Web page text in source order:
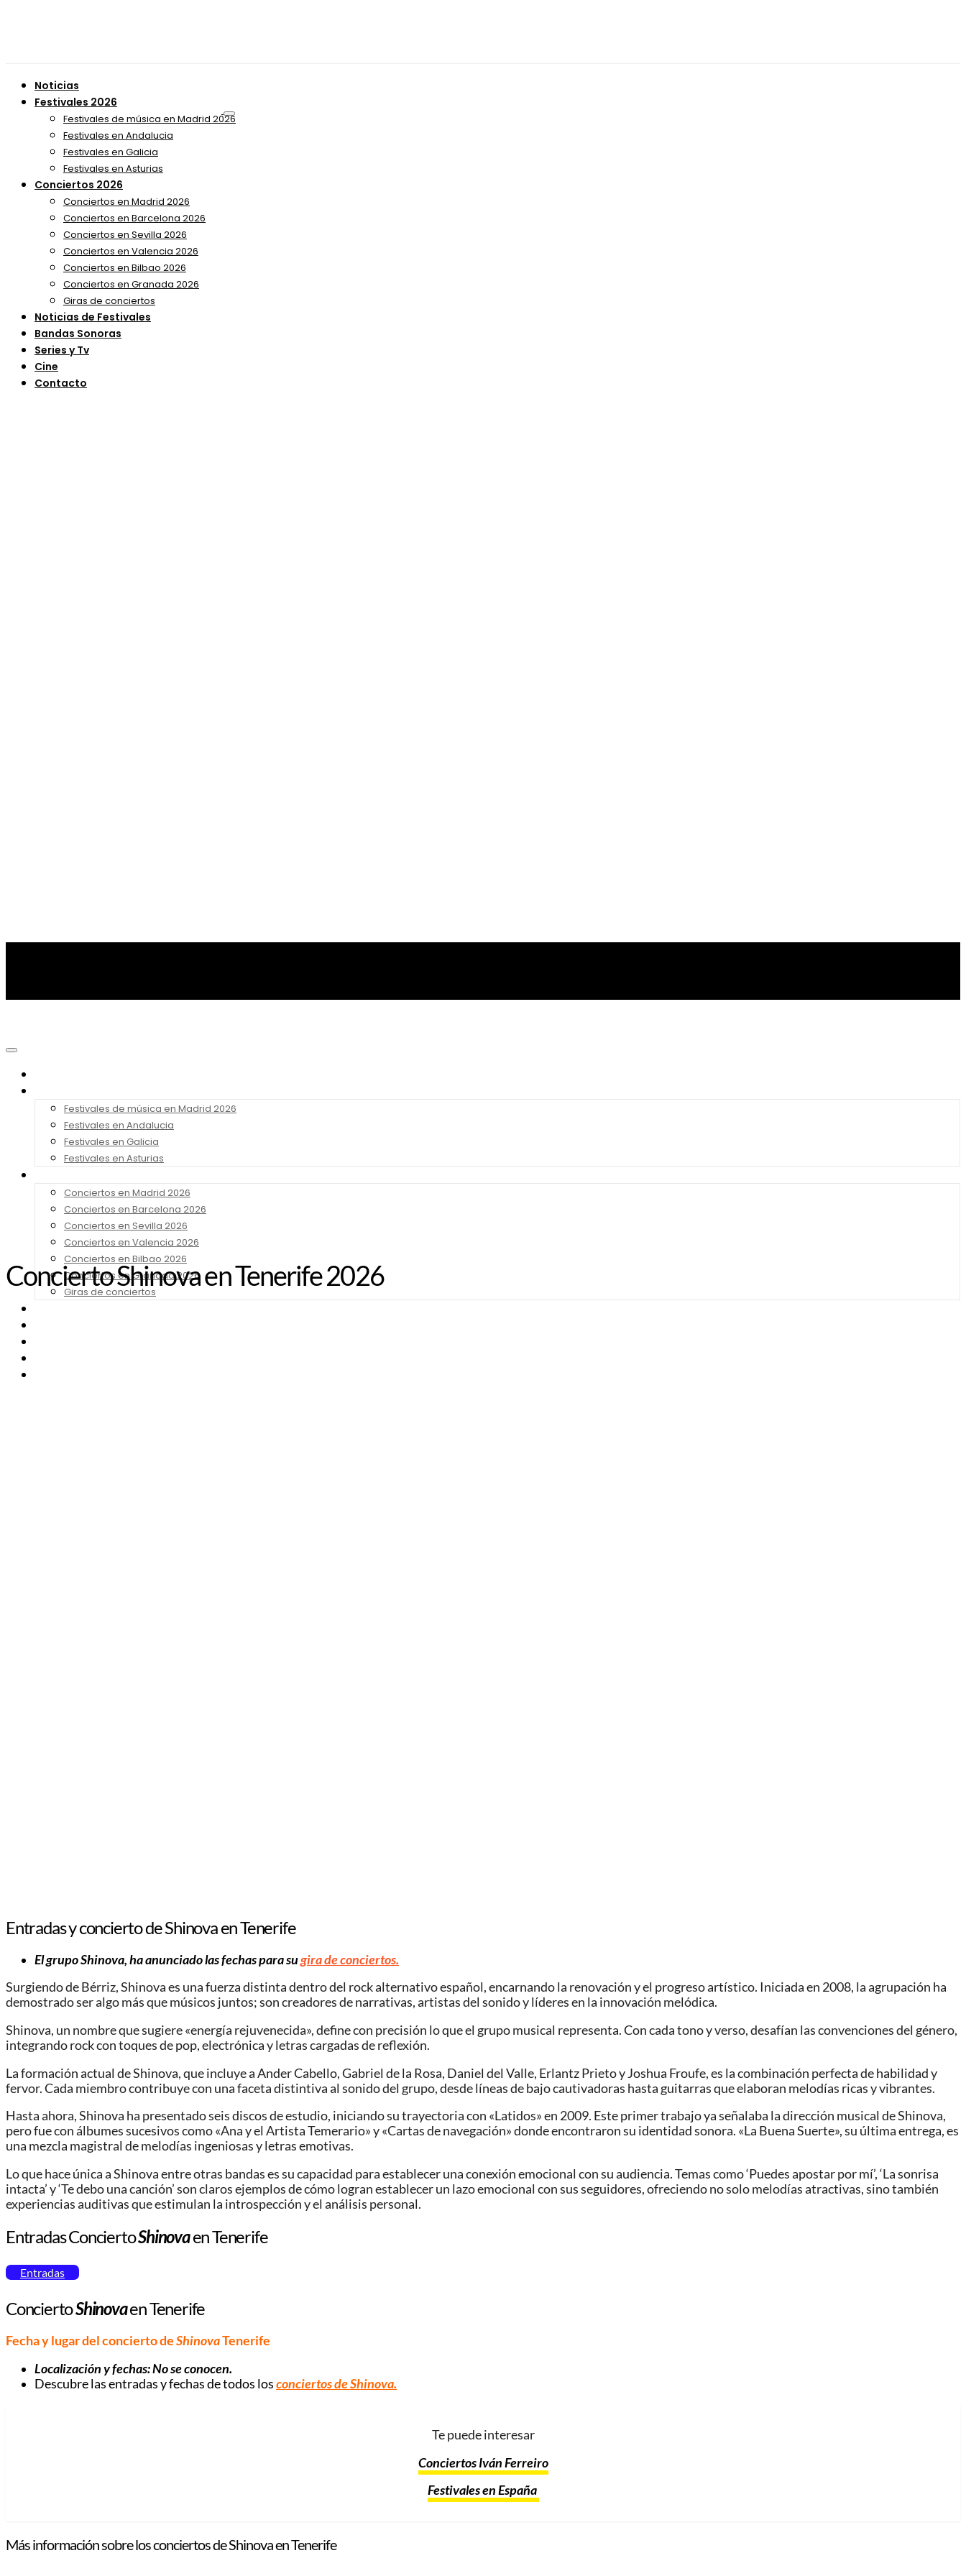
Noticias
Festivales 2026
Festivales de música en Madrid 2026
Festivales en Andalucia
Festivales en Galicia
Festivales en Asturias
Conciertos 2026
Conciertos en Madrid 2026
Conciertos en Barcelona 2026
Conciertos en Sevilla 2026
Conciertos en Valencia 2026
Conciertos en Bilbao 2026
Conciertos en Granada 2026
Giras de conciertos
Noticias de Festivales
Bandas Sonoras
Series y Tv
Cine
Contacto
Festivales de música en Madrid 2026
Festivales en Andalucia
Festivales en Galicia
Festivales en Asturias
Conciertos en Madrid 2026
Conciertos en Barcelona 2026
Conciertos en Sevilla 2026
Conciertos en Valencia 2026
Conciertos en Bilbao 2026
Conciertos en Granada 2026
Giras de conciertos
Concierto Shinova en Tenerife 2026
Entradas y concierto de Shinova en Tenerife
El grupo Shinova, ha anunciado las fechas para sugira de conciertos.
Surgiendo de Bérriz, Shinova es una fuerza distinta dentro del rock alternativo español, encarnando la renovación y el progreso artístico. Iniciada en 2008, la agrupación ha
demostrado ser algo más que músicos juntos; son creadores de narrativas, artistas del sonido y líderes en la innovación melódica.
Shinova, un nombre que sugiere «energía rejuvenecida», define con precisión lo que el grupo musical representa. Con cada tono y verso, desafían las convenciones del género,
integrando rock con toques de pop, electrónica y letras cargadas de reflexión.
La formación actual de Shinova, que incluye a Ander Cabello, Gabriel de la Rosa, Daniel del Valle, Erlantz Prieto y Joshua Froufe, es la combinación perfecta de habilidad y
fervor. Cada miembro contribuye con una faceta distintiva al sonido del grupo, desde líneas de bajo cautivadoras hasta guitarras que elaboran melodías ricas y vibrantes.
Hasta ahora, Shinova ha presentado seis discos de estudio, iniciando su trayectoria con «Latidos» en 2009. Este primer trabajo ya señalaba la dirección musical de Shinova,
pero fue con álbumes sucesivos como «Ana y el Artista Temerario» y «Cartas de navegación» donde encontraron su identidad sonora. «La Buena Suerte», su última entrega, es
una mezcla magistral de melodías ingeniosas y letras emotivas.
Lo que hace única a Shinova entre otras bandas es su capacidad para establecer una conexión emocional con su audiencia. Temas como ‘Puedes apostar por mí’, ‘La sonrisa
intacta’ y ‘Te debo una canción’ son claros ejemplos de cómo logran establecer un lazo emocional con sus seguidores, ofreciendo no solo melodías atractivas, sino también
experiencias auditivas que estimulan la introspección y el análisis personal.
Entradas ConciertoShinovaen Tenerife
Entradas
ConciertoShinovaen Tenerife
Fecha y lugar del concierto deShinovaTenerife
Localización y fechas: No se conocen.
Descubre las entradas y fechas de todos losconciertos deShinova.
Te puede interesar
Conciertos Iván Ferreiro
Festivales en España
Más información sobre los conciertos de Shinova en Tenerife